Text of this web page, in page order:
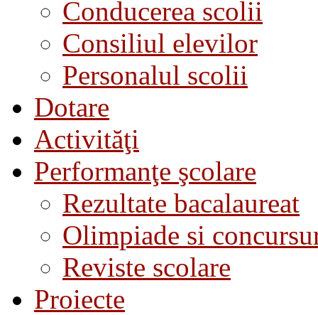
Conducerea scolii
Consiliul elevilor
Personalul scolii
Dotare
Activităţi
Performanţe şcolare
Rezultate bacalaureat
Olimpiade si
Reviste scolare
Proiecte